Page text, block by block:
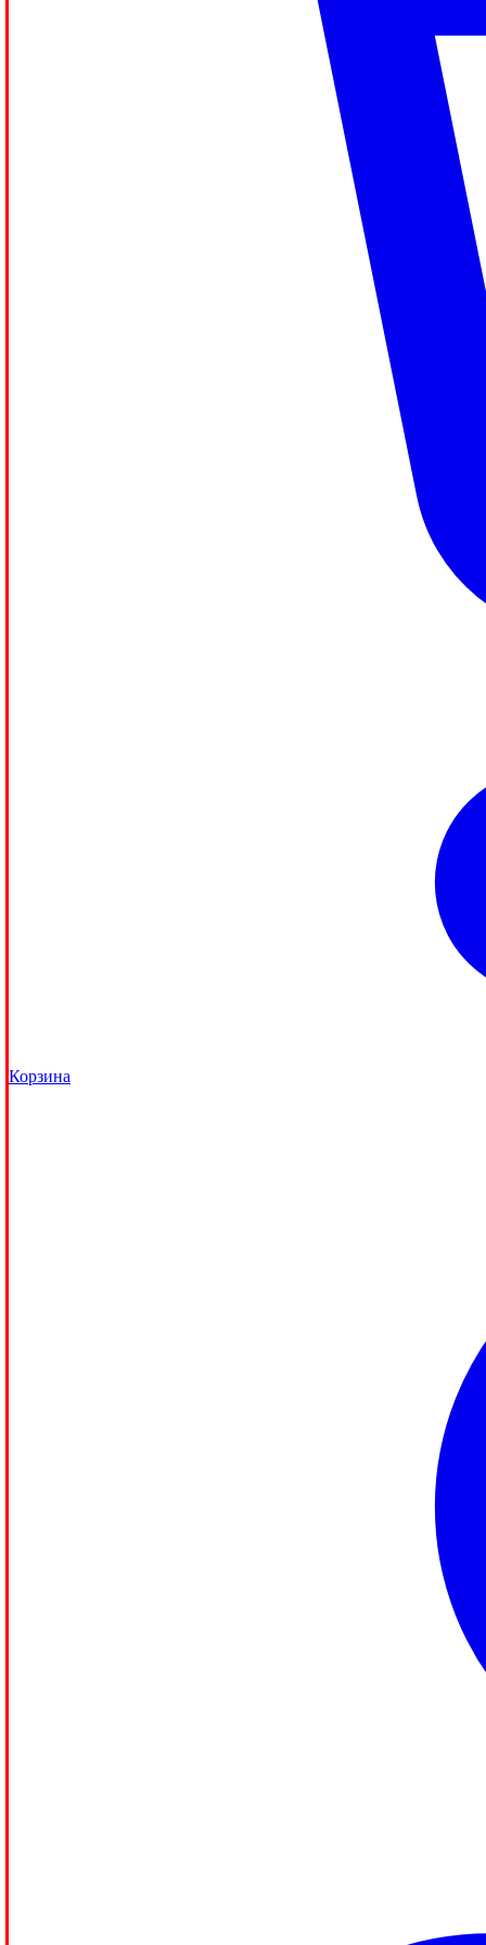
Корзина